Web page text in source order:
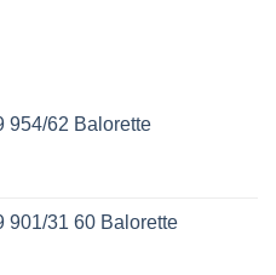
954/62 Balorette
901/31 60 Balorette